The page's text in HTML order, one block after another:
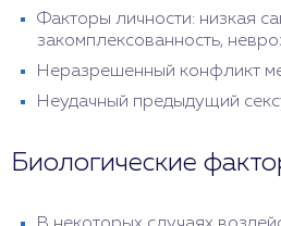
Факторы личности: низкая
закомплексованность,
Неразрешенный конфликт
Неудачный предыдущий
Биологические